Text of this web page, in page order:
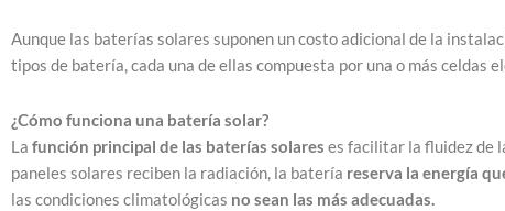
Aunque las baterías solares suponen un costo adicional de la
tipos de batería, cada una de ellas compuesta por una o más celdas
¿Cómo funciona una batería solar?
La función principal de las baterías solares es facilitar la fluidez de
paneles solares reciben la radiación, la batería reserva la energía
las condiciones climatológicas no sean las más adecuadas.